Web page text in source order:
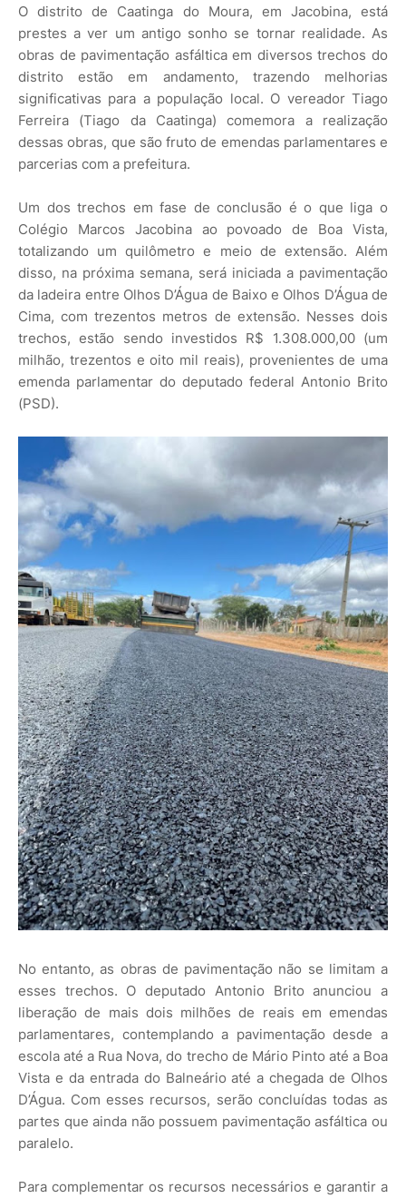
O distrito de Caatinga do Moura, em Jacobina, está
prestes a ver um antigo sonho se tornar realidade. As
obras de pavimentação asfáltica em diversos trechos do
distrito estão em andamento, trazendo melhorias
significativas para a população local. O vereador Tiago
Ferreira (Tiago da Caatinga) comemora a realização
dessas obras, que são fruto de emendas parlamentares e
parcerias com a prefeitura.
Um dos trechos em fase de conclusão é o que liga o
Colégio Marcos Jacobina ao povoado de Boa Vista,
totalizando um quilômetro e meio de extensão. Além
disso, na próxima semana, será iniciada a pavimentação
da ladeira entre Olhos D’Água de Baixo e Olhos D’Água de
Cima, com trezentos metros de extensão. Nesses dois
trechos, estão sendo investidos R$ 1.308.000,00 (um
milhão, trezentos e oito mil reais), provenientes de uma
emenda parlamentar do deputado federal Antonio Brito
(PSD).
No entanto, as obras de pavimentação não se limitam a
esses trechos. O deputado Antonio Brito anunciou a
liberação de mais dois milhões de reais em emendas
parlamentares, contemplando a pavimentação desde a
escola até a Rua Nova, do trecho de Mário Pinto até a Boa
Vista e da entrada do Balneário até a chegada de Olhos
D’Água. Com esses recursos, serão concluídas todas as
partes que ainda não possuem pavimentação asfáltica ou
paralelo.
Para complementar os recursos necessários e garantir a